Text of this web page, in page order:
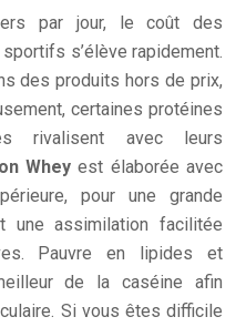
par jour, le coût des
s’élève rapidement.
des produits hors de prix,
certaines protéines
rivalisent avec leurs
Whey est élaborée avec
pour une grande
une assimilation facilitée
Pauvre en lipides et
de la caséine afin
Si vous êtes difficile